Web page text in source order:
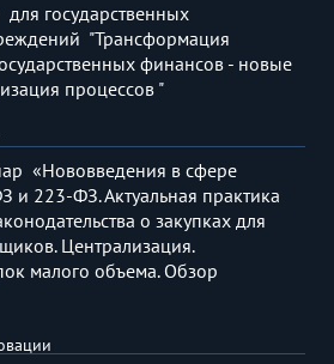
государственных
"Трансформация
финансов - новые
процессов "
«Нововведения в сфере
и 223-ФЗ. Актуальная практика
о закупках для
Централизация.
малого объема. Обзор